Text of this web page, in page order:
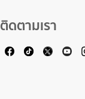
ติดตามเรา